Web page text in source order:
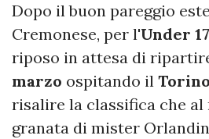
Dopo il buon pareggio
Cremonese, per l'Under 17
riposo in attesa di
marzo ospitando il Torino
risalire la classifica che al
granata di mister